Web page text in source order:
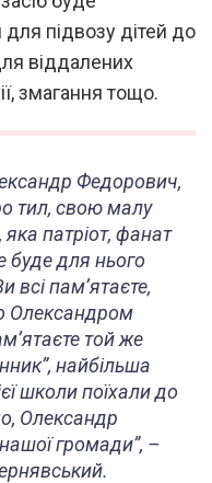
для підвозу дітей до
віддалених
змагання тощо.
Федорович,
тил, свою малу
патріот, фанат
буде для нього
всі пам’ятаєте,
Олександром
той же
найбільша
школи поїхали до
Олександр
громади”, –